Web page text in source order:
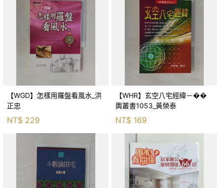
【WGD】怎樣用羅盤看風水_洪
正忠
NT$ 229
【WHR】玄空八宅經緯－��
輿叢書1053_黃榮泰
NT$ 169